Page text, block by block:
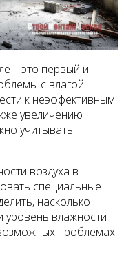
– это первый и
с влагой.
к неэффективным
увеличению
учитывать
воздуха в
специальные
насколько
уровень влажности
проблемах